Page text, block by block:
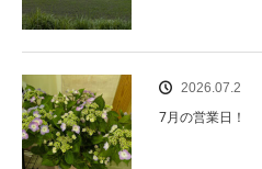
2026.07.2
7月の営業日！